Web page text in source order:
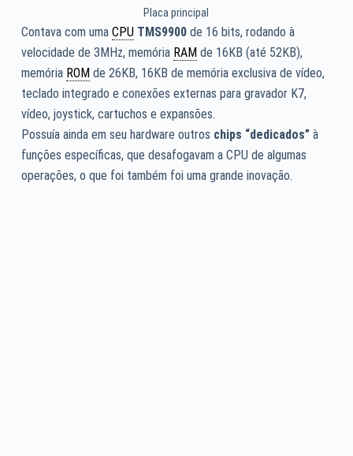
Placa principal
Contava com uma CPU TMS9900 de 16 bits, rodando à
velocidade de 3MHz, memória RAMde 16KB (até 52KB),
memória ROMde 26KB, 16KB de memória exclusiva de vídeo,
teclado integrado e conexões externas para gravador K7,
vídeo, joystick, cartuchos e expansões.
Possuía ainda em seu hardware outros chips “dedicados”à
funções específicas, que desafogavam a CPU de algumas
operações, o que foi também foi uma grande inovação.